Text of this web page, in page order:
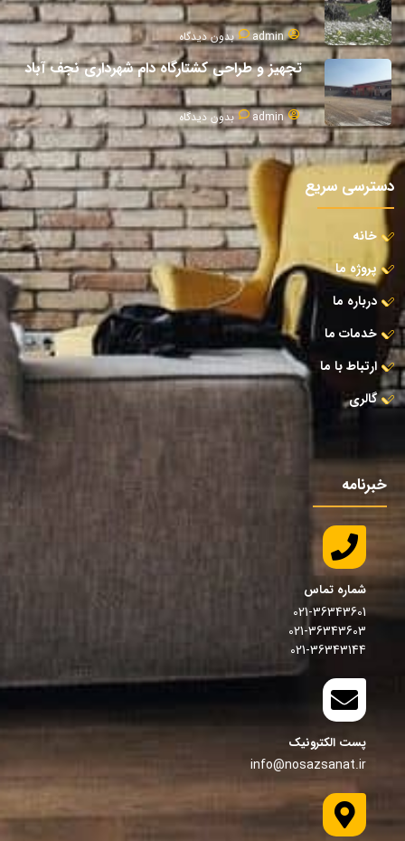
admin بدون دیدگاه
تجهیز و طراحی کشتارگاه دام شهرداری نجف آباد
admin بدون دیدگاه
دسترسی سریع
خانه
پروژه ما
درباره ما
خدمات ما
ارتباط با ما
گالری
خبرنامه
شماره تماس
021-36343601
021-36343603
021-36343144
پست الکترونیک
info@nosazsanat.ir